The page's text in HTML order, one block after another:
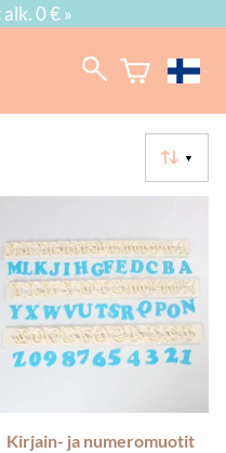
0 € »
▼
Kirjain- ja numeromuotit